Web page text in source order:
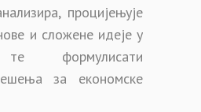
процијењује
и сложене идеје у
те формулисати
за економске